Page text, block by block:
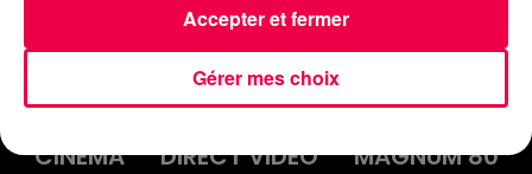
INFOS
AGENDA
JEUX
PODCASTS
CINÉMA
DIRECT VIDÉO
MAGNUM 80
Gérer mes choix
Accepter et fermer